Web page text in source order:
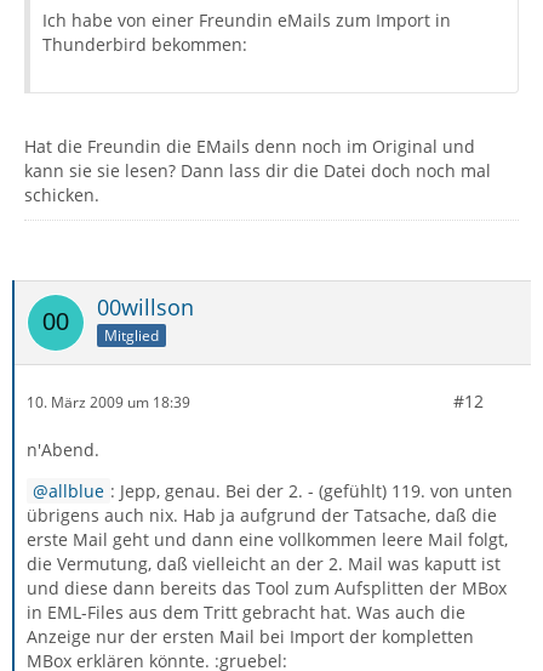
Ich habe von einer Freundin eMails zum Import in
Thunderbird bekommen:
Hat die Freundin die EMails denn noch im Original und
kann sie sie lesen? Dann lass dir die Datei doch noch mal
schicken.
00willson
Mitglied
10. März 2009 um 18:39 #12
n'Abend.
allblue : Jepp, genau. Bei der 2. - (gefühlt) 119. von unten
übrigens auch nix. Hab ja aufgrund der Tatsache, daß die
erste Mail geht und dann eine vollkommen leere Mail folgt,
die Vermutung, daß vielleicht an der 2. Mail was kaputt ist
und diese dann bereits das Tool zum Aufsplitten der MBox
in EML-Files aus dem Tritt gebracht hat. Was auch die
Anzeige nur der ersten Mail bei Import der kompletten
MBox erklären könnte. :gruebel: